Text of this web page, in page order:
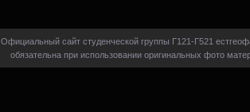
Официальный сайт студенческой группы Г121-Г521
обязательна при использовании оригинальных фото